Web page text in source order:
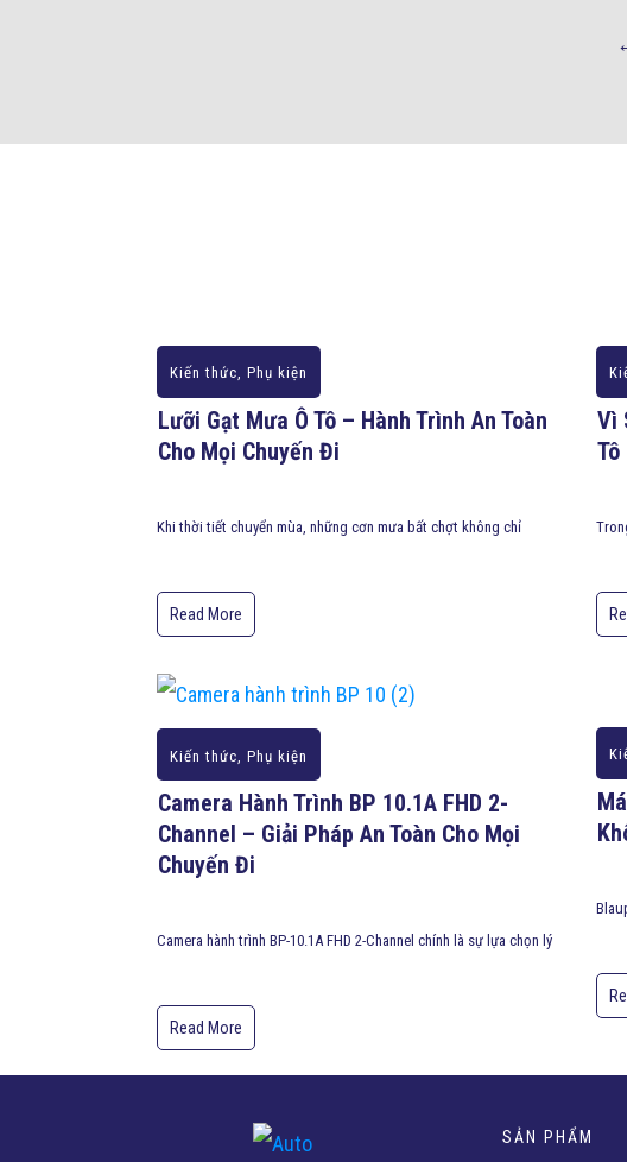
Kiến thức, Phụ kiện
Lưỡi Gạt Mưa Ô Tô – Hành Trình An Toàn
Cho Mọi Chuyến Đi
Khi thời tiết chuyển mùa, những cơn mưa bất chợt không chỉ
Read More
Vì
Tô
Kiến thức Phụ kiện
Camera Hành Trình BP 10.1A FHD 2-
Channel – Giải Pháp An Toàn Cho Mọi
Chuyến Đi
Camera hành trình BP-10.1A FHD 2-Channel chính là sự lựa chọn lý
Read More
SẢN PHẨM